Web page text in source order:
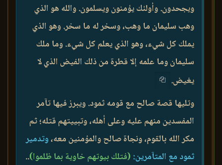
ويجحدون. وأولئك يؤمنون ويسلمون. والله هو الذي
وهب سليمان ما وهب، وسخر له ما سخر. وهو الذي
يملك كل شيء، وهو الذي يعلم كل شيء. وما ملك
سليمان وما علمه إلا قطرة من ذلك الفيض الذي لا
يغيض.
وتليها قصة صالح مع قومه ثمود. ويبرز فيها تآمر
المفسدين منهم عليه وعلى أهله، وتبييتهم قتله؛ ثم
مكر الله بالقوم، ونجاة صالح والمؤمنين معه،وتدمير
ثمود مع المتآمرين: (فتلك بيوتهم خاوية بما ظلموا)..